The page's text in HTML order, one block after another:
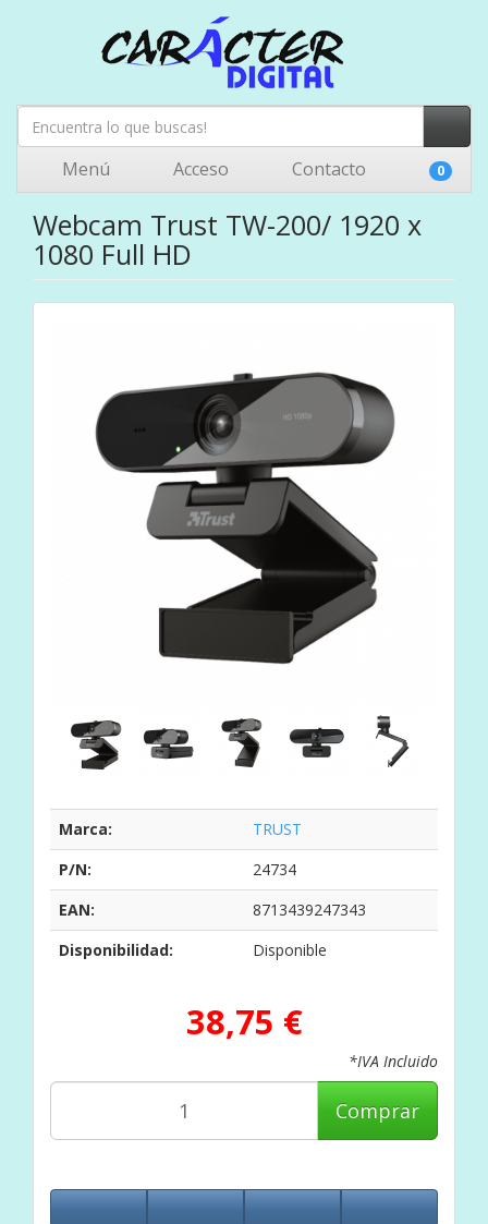
Menú Acceso Contacto 0
Webcam Trust TW-200/ 1920 x
1080 Full HD
Marca:
TRUST
P/N:
24734
EAN:
8713439247343
Disponibilidad:
Disponible
38,75 €
*IVA Incluido
Comprar